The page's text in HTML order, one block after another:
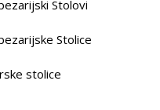
Stolovi
Stolice
stolice